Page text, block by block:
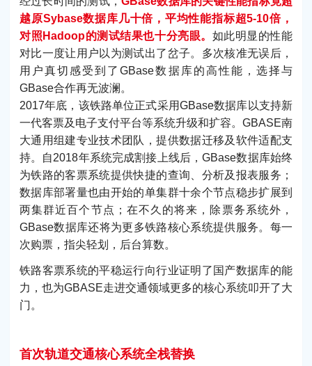
越原Sybase数据库几十倍，平均性能指标超5-10倍，
对照Hadoop的测试结果也十分亮眼。 如此明显的性能
对比一度让用户以为测试出了岔子。多次核准无误后，
用户真切感受到了GBase数据库的高性能，选择与
GBase合作再无波澜。
2017年底，该铁路单位正式采用GBase数据库以支持新
一代客票及电子支付平台等系统升级和扩容。GBASE南
大通用组建专业技术团队，提供数据迁移及软件适配支
持。自2018年系统完成割接上线后，GBase数据库始终
为铁路的客票系统提供快捷的查询、分析及报表服务；
数据库部署量也由开始的单集群十余个节点稳步扩展到
两集群近百个节点；在不久的将来，除票务系统外，
GBase数据库还将为更多铁路核心系统提供服务。每一
次购票，指尖轻划，后台算数。
铁路客票系统的平稳运行向行业证明了国产数据库的能
力，也为GBASE走进交通领域更多的核心系统叩开了大
门。
首次轨道交通核心系统全栈替换